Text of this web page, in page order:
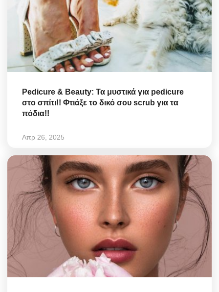
Pedicure & Beauty: Τα μυστικά για pedicure
στο σπίτι!! Φτιάξε το δικό σου scrub για τα
πόδια!!
Απρ 26, 2025